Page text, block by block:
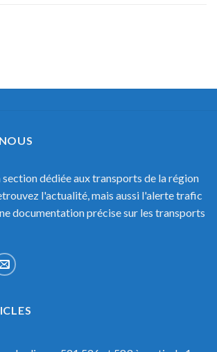
section dédiée aux transports de la région
l'actualité, mais aussi l'alerte trafic
documentation précise sur les transports